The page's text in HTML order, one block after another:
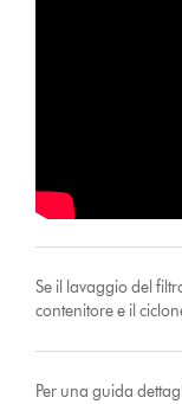
Se il lavaggio del
contenitore e il
Per una guida